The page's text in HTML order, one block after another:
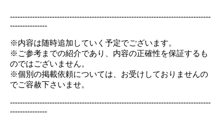
---------------------------------------------------------------------------------
---------------
※内容は随時追加していく予定でございます。
※ご参考までの紹介であり、内容の正確性を保証するも
のではございません。
※個別の掲載依頼については、お受けしておりませんの
でご容赦下さいませ。
---------------------------------------------------------------------------------
---------------